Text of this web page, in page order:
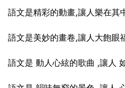
語文是精彩的動畫,讓人樂在其
語文是美妙的畫卷,讓人大飽眼
語文是 動人心絃的歌曲 ,讓人